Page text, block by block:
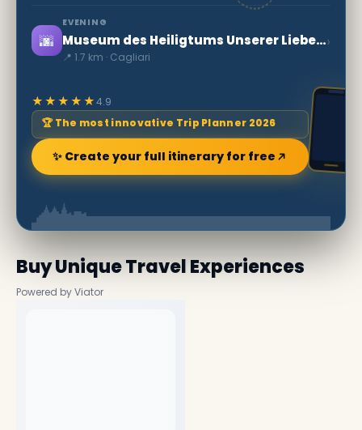
🌆
EVENING
Museum des Heiligtums Unserer Lieben Frau von Bonaria
📍 1.7 km · Cagliari
›
★★★★★4.9
🏆 The most innovative Trip Planner 2026
✨ Create your full itinerary for free
Buy Unique Travel Experiences
Powered by Viator